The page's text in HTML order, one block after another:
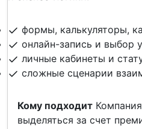
формы, калькуляторы,
онлайн-запись и выбор
личные кабинеты и
сложные сценарии
Кому подходит
выделяться за счет